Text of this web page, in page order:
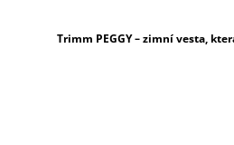
Trimm PEGGY – zimní vesta,